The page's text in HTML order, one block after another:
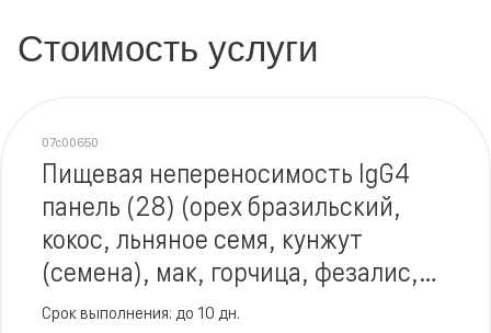
Стоимость услуги
Пищевая непереносимость IgG4
панель (28) (орех бразильский,
кокос, льняное семя, кунжут
(семена), мак, горчица, фезалис,
маслины)
07c00650
Срок выполнения: до 10 дн.